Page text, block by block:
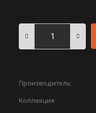
Производитель:
Коллекция: